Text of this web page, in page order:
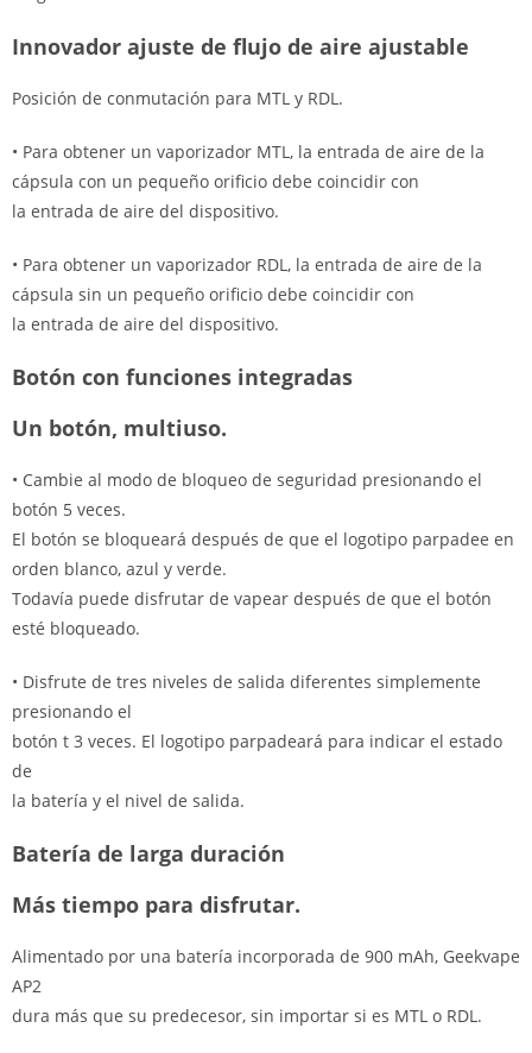
Innovador ajuste de flujo de aire ajustable
Posición de conmutación para MTL y RDL.
• Para obtener un vaporizador MTL, la entrada de aire de la
cápsula con un pequeño orificio debe coincidir con
la entrada de aire del dispositivo.
• Para obtener un vaporizador RDL, la entrada de aire de la
cápsula sin un pequeño orificio debe coincidir con
la entrada de aire del dispositivo.
Botón con funciones integradas
Un botón, multiuso.
• Cambie al modo de bloqueo de seguridad presionando el
botón 5 veces.
El botón se bloqueará después de que el logotipo parpadee en
orden blanco, azul y verde.
Todavía puede disfrutar de vapear después de que el botón
esté bloqueado.
• Disfrute de tres niveles de salida diferentes simplemente
presionando el
botón t 3 veces. El logotipo parpadeará para indicar el estado
de
la batería y el nivel de salida.
Batería de larga duración
Más tiempo para disfrutar.
Alimentado por una batería incorporada de 900 mAh, Geekvape
AP2
dura más que su predecesor, sin importar si es MTL o RDL.